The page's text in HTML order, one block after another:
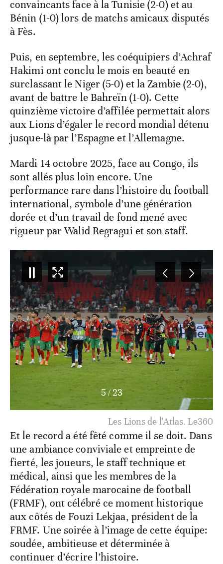
convaincants face à la Tunisie (2-0) et au
Bénin (1-0) lors de matchs amicaux disputés
à Fès.
Puis, en septembre, les coéquipiers d’Achraf
Hakimi ont conclu le mois en beauté en
surclassant le Niger (5-0) et la Zambie (2-0),
avant de battre le Bahreïn (1-0). Cette
quinzième victoire d’affilée permettait alors
aux Lions d’égaler le record mondial détenu
jusque-là par l’Espagne et l’Allemagne.
Mardi 14 octobre 2025, face au Congo, ils
sont allés plus loin encore. Une
performance rare dans l’histoire du football
international, symbole d’une génération
dorée et d’un travail de fond mené avec
rigueur par Walid Regragui et son staff.
5 / 23
Les Lions de l'Atlas. Le360
Et le record a été fêté comme il se doit. Dans
une ambiance conviviale et empreinte de
fierté, les joueurs, le staff technique et
médical, ainsi que les membres de la
Fédération royale marocaine de football
(FRMF), ont célébré ce moment historique
aux côtés de Fouzi Lekjaa, président de la
FRMF. Une soirée à l’image de cette équipe:
soudée, ambitieuse et déterminée à
continuer d’écrire l’histoire.